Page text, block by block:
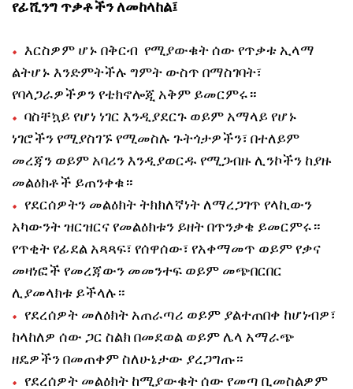
የፊሺንግ ጥቃቶችን ለመከላከል፤
እርስዎም ሆኑ በቅርብ የሚያውቁት ሰው የጥቃቱ ኢላማ
ልትሆኑ እንድምትችሉ ግምት ውስጥ በማስገባት፣
የባላጋራዎችዎን የቴክኖሎጂ አቅም ይመርምሩ።
ባስቸኳይ የሆነ ነገር እንዲያደርጉ ወይም አማላይ የሆኑ
ነገሮችን የሚያስገኙ የሚመስሉ ጉትጎታዎችን፣ በተለይም
መረጃን ወይም አባሪን እንዲያወርዱ የሚጋብዙ ሊንኮችን ከያዙ
መልዕክቶች ይጠንቀቁ።
የደርሰዎትን መልዕክት ትክክለኛነት ለማረጋገጥ የላኪውን
አካውንት ዝርዝርና የመልዕክቱን ይዘት በጥንቃቄ ይመርምሩ።
የጥቂት የፊደል አጻጻፍ፣ የሰዋሰው፣ የአቀማመጥ ወይም የቃና
መዛነፎች የመረጃውን መመንተፍ ወይም መጭበርበር
ሊያመላክቱ ይችላሉ።
የደረሰዎት መለዕክት አጠራጣሪ ወይም ያልተጠበቀ ከሆነብዎ፣
ከላከለዎ ሰው ጋር ስልክ በመደወል ወይም ሌላ አማራጭ
ዘዴዎችን በመጠቀም ስለሁኔታው ያረጋግጡ።
የደረሰዎት መልዕክት ከሚያውቁት ሰው የመጣ ቢመስልዎም